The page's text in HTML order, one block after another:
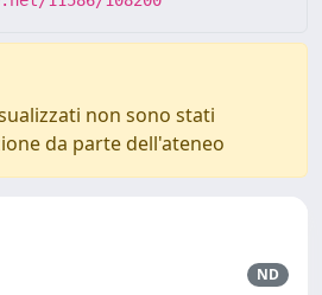
non sono stati
da parte dell'ateneo
ND